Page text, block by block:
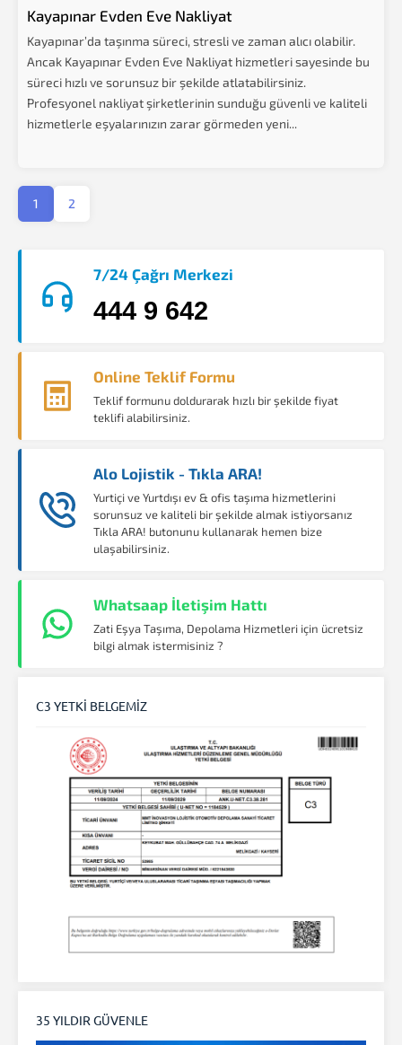
Kayapınar Evden Eve Nakliyat
Kayapınar’da taşınma süreci, stresli ve zaman alıcı olabilir.
Ancak Kayapınar Evden Eve Nakliyat hizmetleri sayesinde bu
süreci hızlı ve sorunsuz bir şekilde atlatabilirsiniz.
Profesyonel nakliyat şirketlerinin sunduğu güvenli ve kaliteli
hizmetlerle eşyalarınızın zarar görmeden yeni...
1 2
7/24 Çağrı Merkezi
444 9 642
Online Teklif Formu
Teklif formunu doldurarak hızlı bir şekilde fiyat
teklifi alabilirsiniz.
Alo Lojistik - Tıkla ARA!
Yurtiçi ve Yurtdışı ev & ofis taşıma hizmetlerini
sorunsuz ve kaliteli bir şekilde almak istiyorsanız
Tıkla ARA! butonunu kullanarak hemen bize
ulaşabilirsiniz.
Whatsaap İletişim Hattı
Zati Eşya Taşıma, Depolama Hizmetleri için ücretsiz
bilgi almak istermisiniz ?
C3 YETKİ BELGEMİZ
35 YILDIR GÜVENLE